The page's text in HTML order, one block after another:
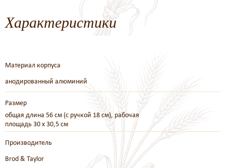
Характеристики
Материал корпуса
анодированный алюминий
Размер
общая длина 56 см (с ручкой 18 см), рабочая
площадь 30 x 30,5 см
Производитель
Brod & Taylor